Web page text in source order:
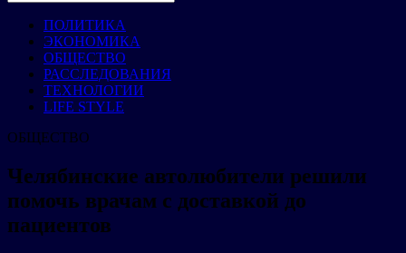
ПОЛИТИКА
ЭКОНОМИКА
ОБЩЕСТВО
РАССЛЕДОВАНИЯ
ТЕХНОЛОГИИ
LIFE STYLE
ОБЩЕСТВО
Челябинские автолюбители решили
помочь врачам с доставкой до
пациентов